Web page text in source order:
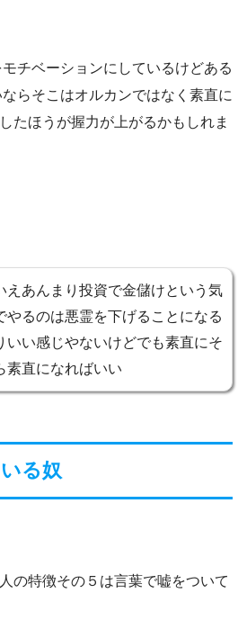
チベーションにしているけどある
らそこはオルカンではなく素直に
たほうが握力が上がるかもしれま
えあんまり投資で金儲けという気
やるのは悪霊を下げることになる
いい感じやないけどでも素直にそ
素直になればいい
る奴
の特徴その５は言葉で嘘をついて